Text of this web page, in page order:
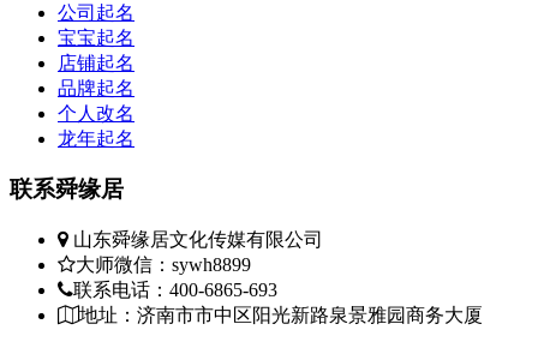
公司起名
宝宝起名
店铺起名
品牌起名
个人改名
龙年起名
联系舜缘居
山东舜缘居文化传媒有限公司
大师微信：sywh8899
联系电话：400-6865-693
地址：济南市市中区阳光新路泉景雅园商务大厦